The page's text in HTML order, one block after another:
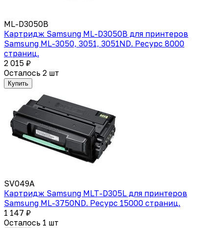
ML-D3050B
Картридж Samsung ML-D3050B для принтеров
Samsung ML-3050, 3051, 3051ND. Ресурс 8000
страниц.
2 015 ₽
Осталось 2 шт
Купить
SV049A
Картридж Samsung MLT-D305L для принтеров
Samsung ML-3750ND. Ресурс 15000 страниц.
1 147 ₽
Осталось 1 шт